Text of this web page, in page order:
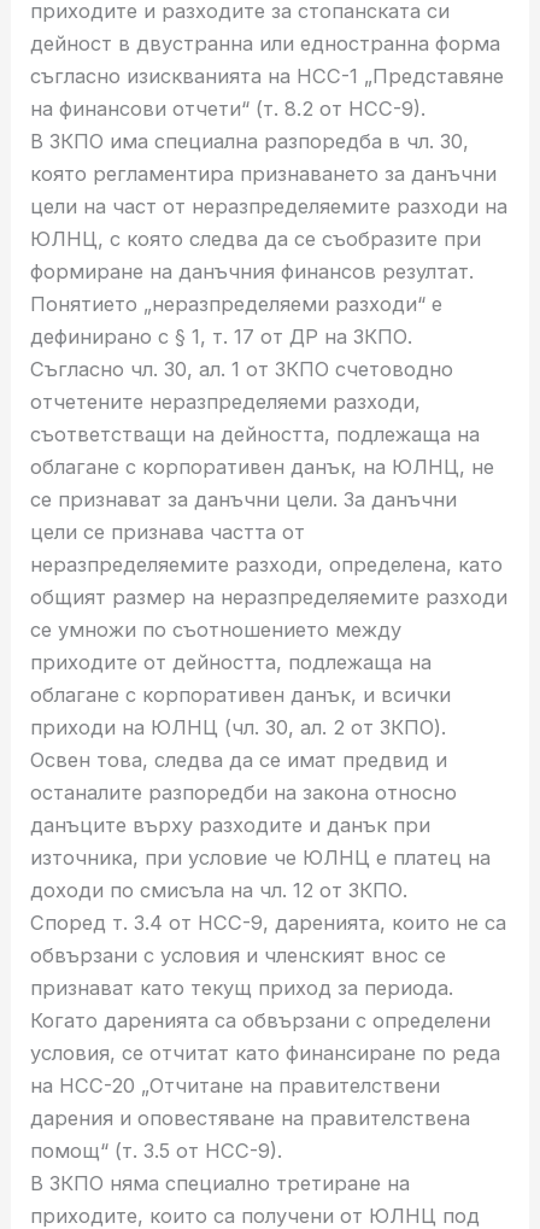
приходите и разходите за стопанската си
дейност в двустранна или едностранна форма
съгласно изискванията на НСС-1 „Представяне
на финансови отчети“ (т. 8.2 от НСС-9).
В ЗКПО има специална разпоредба в чл. 30,
която регламентира признаването за данъчни
цели на част от неразпределяемите разходи на
ЮЛНЦ, с която следва да се съобразите при
формиране на данъчния финансов резултат.
Понятието „неразпределяеми разходи“ е
дефинирано с § 1, т. 17 от ДР на ЗКПО.
Съгласно чл. 30, ал. 1 от ЗКПО счетоводно
отчетените неразпределяеми разходи,
съответстващи на дейността, подлежаща на
облагане с корпоративен данък, на ЮЛНЦ, не
се признават за данъчни цели. За данъчни
цели се признава частта от
неразпределяемите разходи, определена, като
общият размер на неразпределяемите разходи
се умножи по съотношението между
приходите от дейността, подлежаща на
облагане с корпоративен данък, и всички
приходи на ЮЛНЦ (чл. 30, ал. 2 от ЗКПО).
Освен това, следва да се имат предвид и
останалите разпоредби на закона относно
данъците върху разходите и данък при
източника, при условие че ЮЛНЦ е платец на
доходи по смисъла на чл. 12 от ЗКПО.
Според т. 3.4 от НСС-9, даренията, които не са
обвързани с условия и членският внос се
признават като текущ приход за периода.
Когато даренията са обвързани с определени
условия, се отчитат като финансиране по реда
на НСС-20 „Отчитане на правителствени
дарения и оповестяване на правителствена
помощ“ (т. 3.5 от НСС-9).
В ЗКПО няма специално третиране на
приходите, които са получени от ЮЛНЦ под